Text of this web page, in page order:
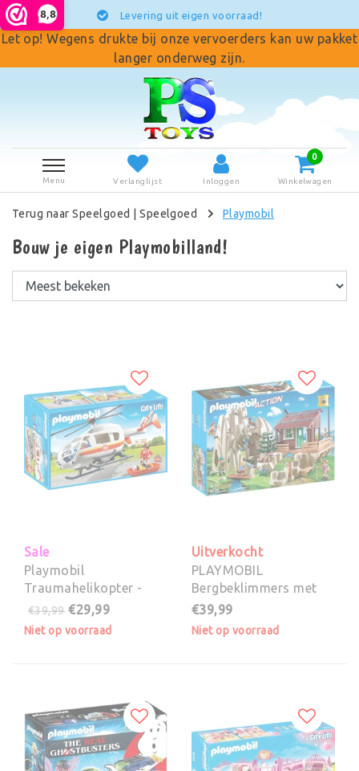
8,8
uit eigen voorraad!
Let op! Wegens drukte bij onze vervoerders kan uw pakket
langer onderweg zijn.
Menu Verlanglijst Inloggen
0
Winkelwagen
Terug naar Speelgoed |Speelgoed Playmobil
Bouw je eigen Playmobilland!
Sale
Playmobil
Traumahelikopter -
(6686)
€39,99 €29,99
Niet op voorraad
Uitverkocht
PLAYMOBIL
Bergbeklimmers met
berghut 9126
€39,99
Niet op voorraad